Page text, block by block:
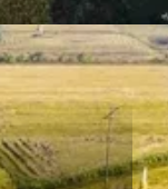
phuc-lam